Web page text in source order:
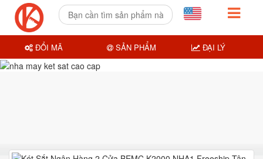
ĐỔI MÃ SẢN PHẨM ĐẠI LÝ